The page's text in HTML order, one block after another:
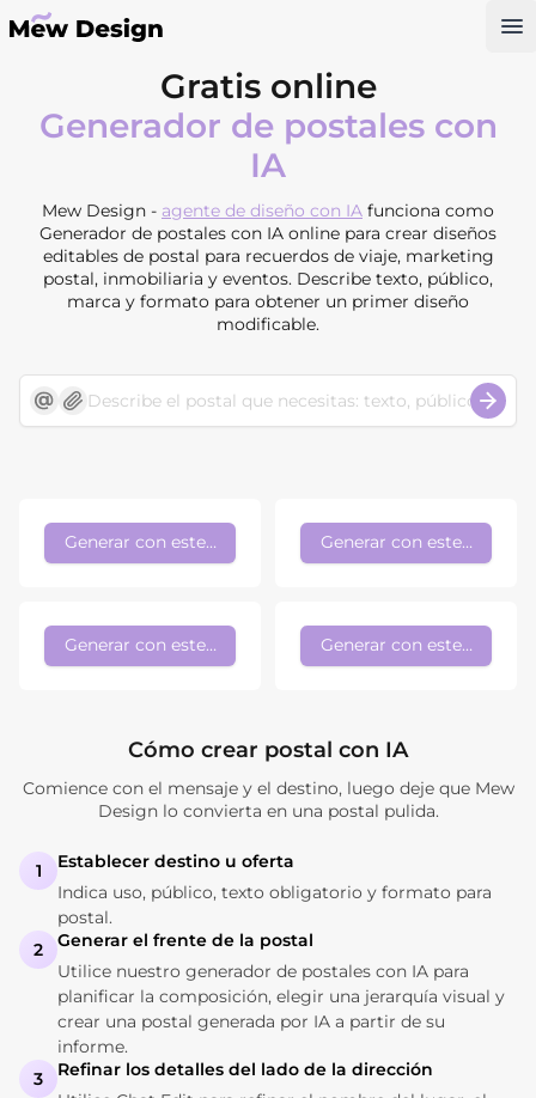
Gratis online
Generador de postales con
IA
Mew Design - agente de diseño con IA funciona como
Generador de postales con IA online para crear diseños
editables de postal para recuerdos de viaje, marketing
postal, inmobiliaria y eventos. Describe texto, público,
marca y formato para obtener un primer diseño
modificable.
Generar con este estilo Generar con este estilo
Generar con este estilo Generar con este estilo
Cómo crear postal con IA
Comience con el mensaje y el destino, luego deje que Mew
Design lo convierta en una postal pulida.
1
Establecer destino u oferta
Indica uso, público, texto obligatorio y formato para
postal.
2
Generar el frente de la postal
Utilice nuestro generador de postales con IA para
planificar la composición, elegir una jerarquía visual y
crear una postal generada por IA a partir de su
informe.
3
Refinar los detalles del lado de la dirección